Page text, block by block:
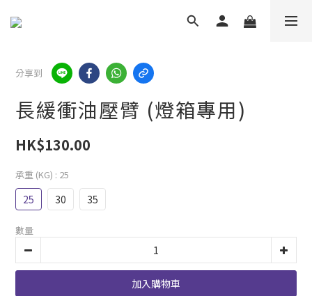
分享到
長緩衝油壓臂 (燈箱專用)
HK$130.00
承重 (KG) : 25
25 30 35
數量
加入購物車